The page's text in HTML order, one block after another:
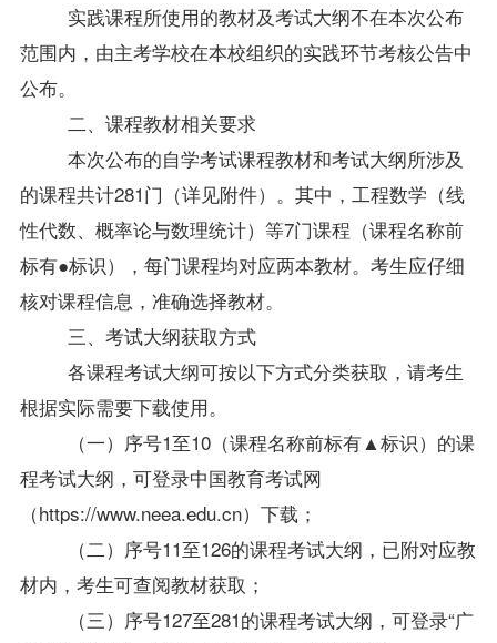
实践课程所使用的教材及考试大纲不在本次公布
范围内，由主考学校在本校组织的实践环节考核公告中
公布。
二、课程教材相关要求
本次公布的自学考试课程教材和考试大纲所涉及
的课程共计281门（详见附件）。其中， 工程数学（线
性代数、概率论与数理统计）等7门课程 （课程名称前
标有●标识）， 每门课程均对应两本教材。 考生应仔细
核对课程信息，准确选择教材。
三、考试大纲获取方式
各课程考试大纲可按以下方式分类获取，请考生
根据实际需要下载使用。
（一）序号1至10（课程名称前标有▲标识）的课
程考试大纲，可登录中国教育考试网
（https://www.neea.edu.cn）下载；
（二）序号11至126的课程考试大纲，已附对应教
材内，考生可查阅教材获取；
（三）序号127至281的课程考试大纲，可登录“广